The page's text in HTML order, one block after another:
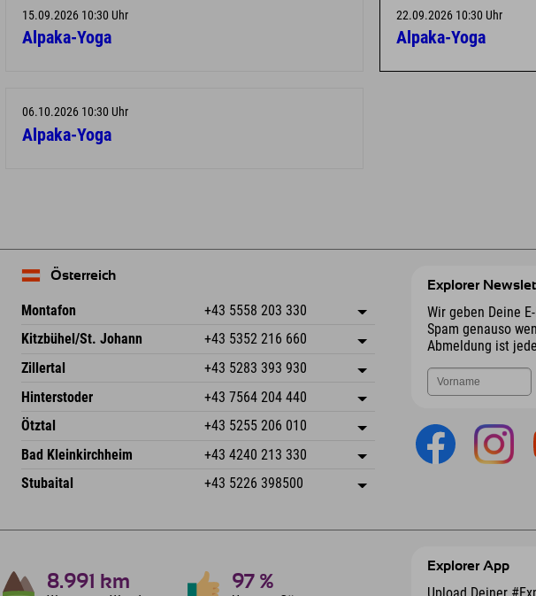
15.09.2026 10:30 Uhr
Alpaka-Yoga
22.09.2026 10:30 Uhr
Alpaka-Yoga
06.10.2026 10:30 Uhr
Alpaka-Yoga
Österreich
Montafon +43 5558 203 330
Dorfstr. 127b
Österreich
Adresse speichern
Buchen
Kitzbühel/St. Johann +43 5352 216 660
Speckbacherstraße 87
Österreich
Adresse speichern
Buchen
Zillertal +43 5283 393 930
Schmiedau 2
Österreich
Adresse speichern
Buchen
Hinterstoder +43 7564 204 440
Freizeitpark 10
Österreich
Adresse speichern
Buchen
Ötztal +43 5255 206 010
Gscheat 14
Österreich
Adresse speichern
Buchen
Bad Kleinkirchheim +43 4240 213 330
Dorfstraße 24
Adresse speichern
Mail senden
Stubaital +43 5226 398500
Explorer
Wir geben Deine
Spam genauso
Abmeldung ist
Explorer App
8.991 km 97 %